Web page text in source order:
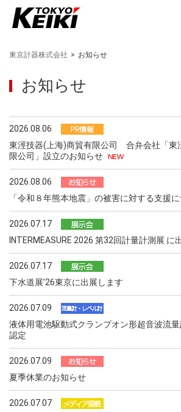
東京計器株式会社 > お知らせ
お知らせ
2026.08.06
東涇技器(上海)商貿有限公司 合弁会社「東
限公司」設立のお知らせ
2026.08.06
「令和８年熊本地震」の被害に対する支援
2026.07.17
INTERMEASURE 2026 第32回計量計測展 に
2026.07.17
下水道展ʼ26東京に出展します
2026.07.09
液体用電池駆動式クランプオン形超音波流
認定
2026.07.09
夏季休業のお知らせ
2026.07.07